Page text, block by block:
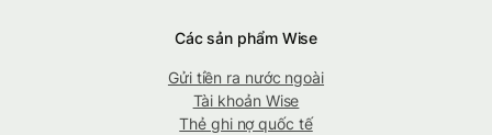
Các sản phẩm Wise
Gửi tiền ra nước ngoài
Tài khoản Wise
Thẻ ghi nợ quốc tế